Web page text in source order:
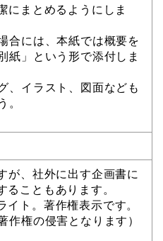
まとめるようにしま
合には、本紙では概要を
紙」という形で添付しま
、イラスト、図面なども
が、社外に出す企画書に
こともあります。
ト。著作権表示です。
権の侵害となります）